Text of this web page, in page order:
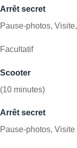
Arrêt secret
Pause-photos,
Facultatif
Scooter
(10 minutes)
Arrêt secret
Pause-photos,